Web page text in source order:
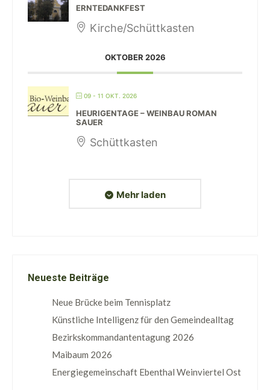
ERNTEDANKFEST
Kirche/Schüttkasten
OKTOBER 2026
09 - 11 OKT. 2026
HEURIGENTAGE – WEINBAU ROMAN
SAUER
Schüttkasten
Mehr laden
Neueste Beiträge
Neue Brücke beim Tennisplatz
Künstliche Intelligenz für den Gemeindealltag
Bezirkskommandantentagung 2026
Maibaum 2026
Energiegemeinschaft Ebenthal Weinviertel Ost